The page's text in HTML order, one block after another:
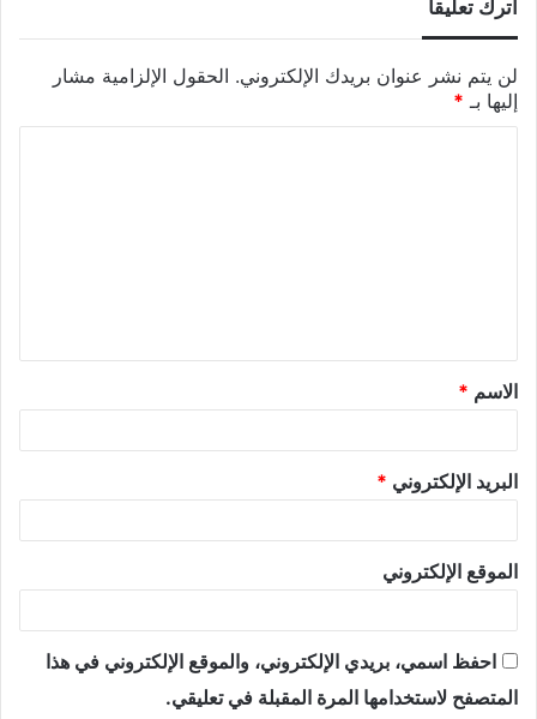
اترك تعليقاً
لن يتم نشر عنوان بريدك الإلكتروني. الحقول الإلزامية مشار
إليها بـ *
الاسم *
البريد الإلكتروني *
الموقع الإلكتروني
احفظ اسمي، بريدي الإلكتروني، والموقع الإلكتروني في هذا
المتصفح لاستخدامها المرة المقبلة في تعليقي.